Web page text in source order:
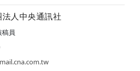
人中央通訊社
員